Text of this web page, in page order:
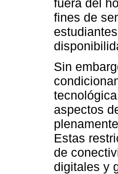
fines de
Sin
aspectos
Estas
de
digitales y